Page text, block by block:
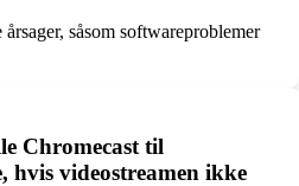
såsom softwareproblemer
Chromecast til
hvis videostreamen ikke